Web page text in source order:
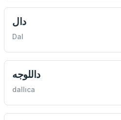
دال
Dal
داللوجه
dallıca